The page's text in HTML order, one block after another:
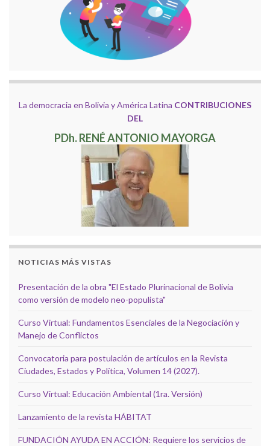
La democracia en Bolivia y América Latina CONTRIBUCIONES
DEL
PDh. RENÉ ANTONIO MAYORGA
NOTICIAS MÁS VISTAS
Presentación de la obra "El Estado Plurinacional de Bolivia
como versión de modelo neo-populista"
Curso Virtual: Fundamentos Esenciales de la Negociación y
Manejo de Conflictos
Convocatoria para postulación de artículos en la Revista
Ciudades, Estados y Política, Volumen 14 (2027).
Curso Virtual: Educación Ambiental (1ra. Versión)
Lanzamiento de la revista HÁBITAT
FUNDACIÓN AYUDA EN ACCIÓN: Requiere los servicios de